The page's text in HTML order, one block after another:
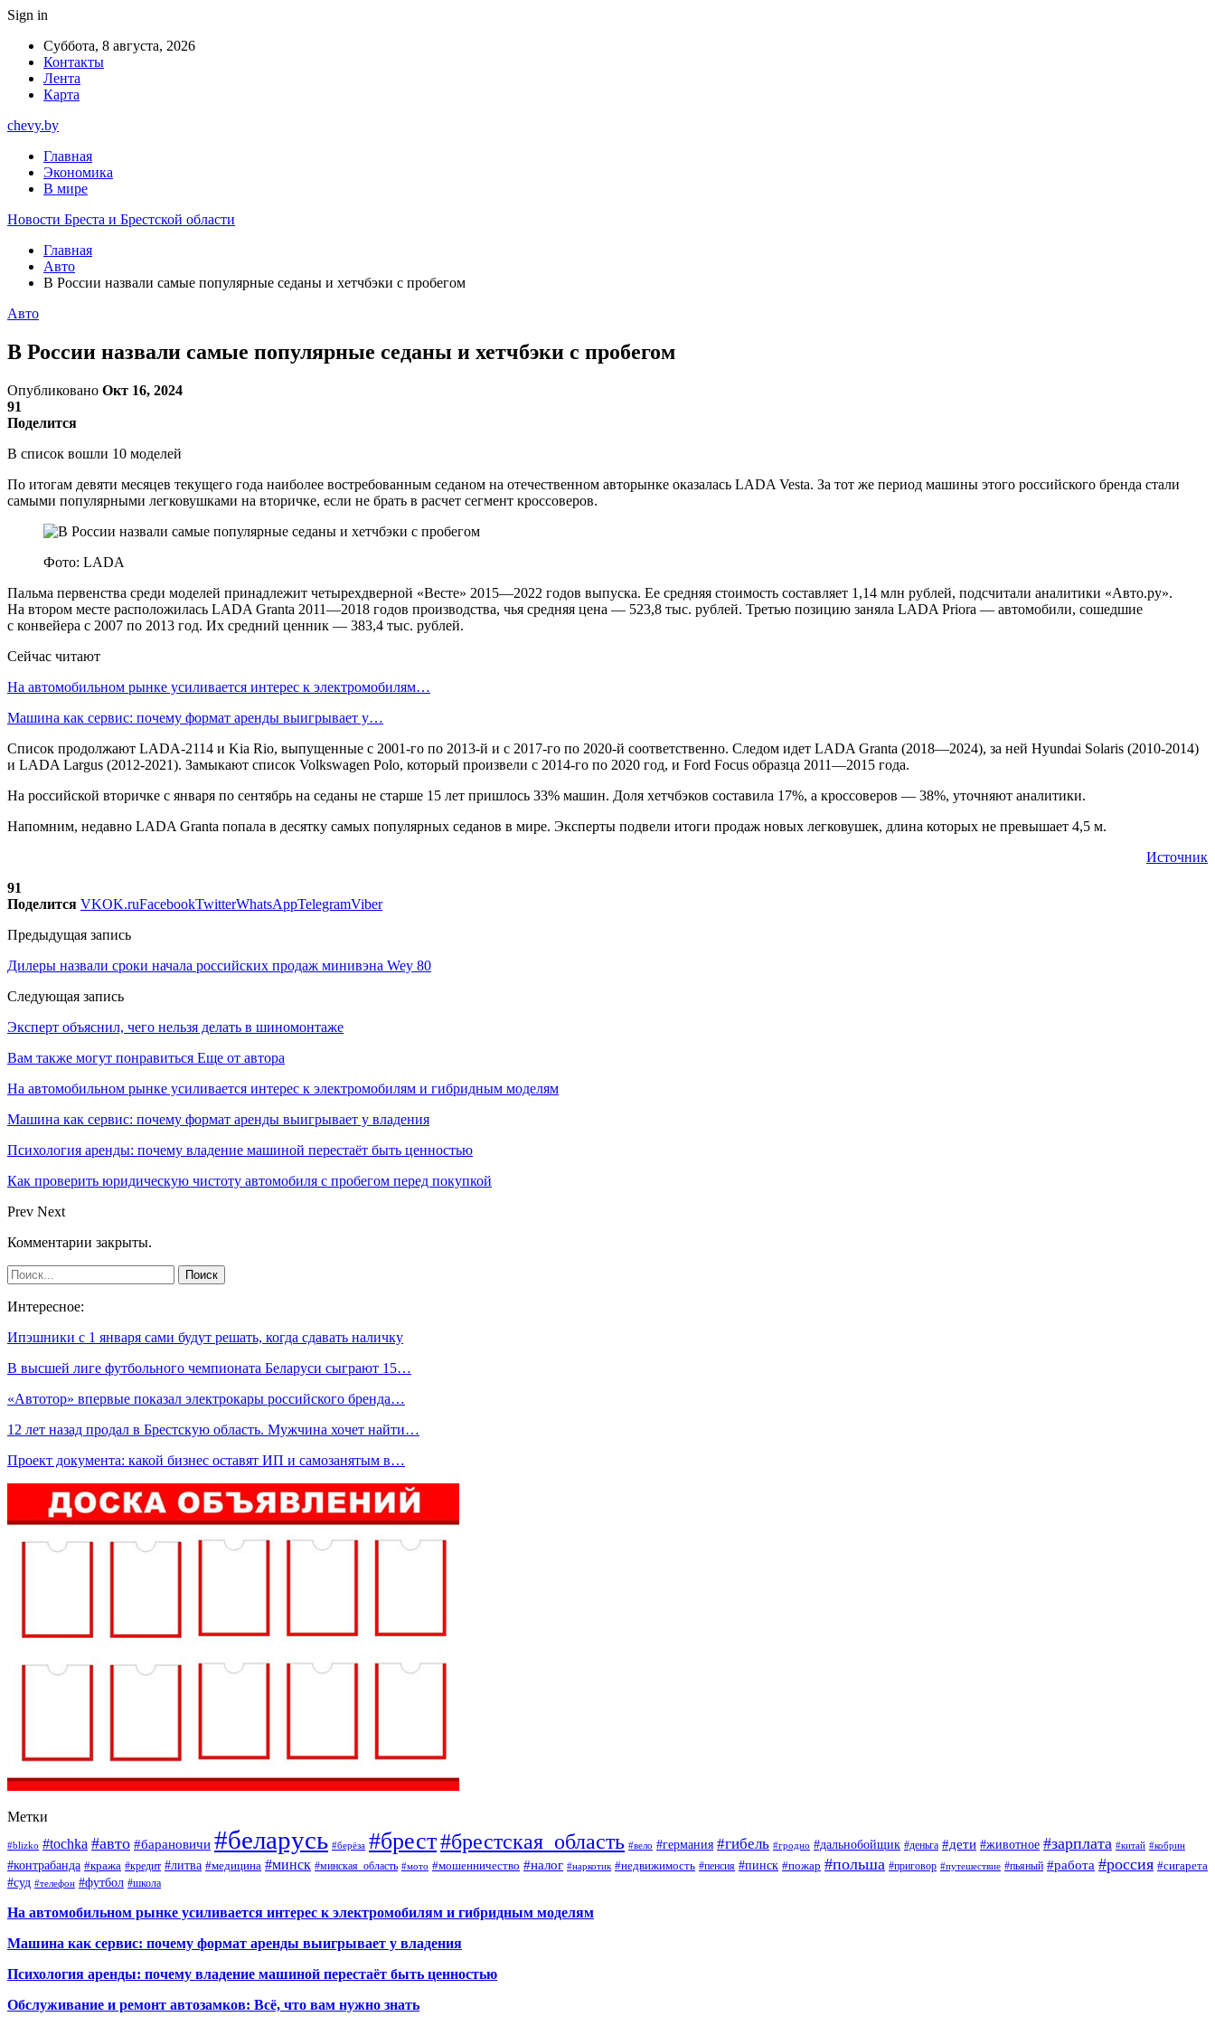
Sign in
Суббота, 8 августа, 2026
Контакты
Лента
Карта
chevy.by
Главная
Экономика
В мире
Новости Бреста и Брестской области
Главная
Авто
В России назвали самые популярные седаны и хетчбэки с пробегом
Авто
В России назвали самые популярные седаны и хетчбэки с пробегом
Опубликовано Окт 16, 2024
91
Поделится
В список вошли 10 моделей
По итогам девяти месяцев текущего года наиболее востребованным седаном на отечественном авторынке оказалась LADA Vesta. За тот же период машины этого российского бренда стали
самыми популярными легковушками на вторичке, если не брать в расчет сегмент кроссоверов.
Фото: LADA
Пальма первенства среди моделей принадлежит четырехдверной «Весте» 2015—2022 годов выпуска. Ее средняя стоимость составляет 1,14 млн рублей, подсчитали аналитики «Авто.ру».
На втором месте расположилась LADA Granta 2011—2018 годов производства, чья средняя цена — 523,8 тыс. рублей. Третью позицию заняла LADA Priora — автомобили, сошедшие
с конвейера с 2007 по 2013 год. Их средний ценник — 383,4 тыс. рублей.
Сейчас читают
На автомобильном рынке усиливается интерес к электромобилям…
Машина как сервис: почему формат аренды выигрывает у…
Список продолжают LADA-2114 и Kia Rio, выпущенные с 2001-го по 2013-й и с 2017-го по 2020-й соответственно. Следом идет LADA Granta (2018—2024), за ней Hyundai Solaris (2010-2014)
и LADA Largus (2012-2021). Замыкают список Volkswagen Polo, который произвели с 2014-го по 2020 год, и Ford Focus образца 2011—2015 года.
На российской вторичке с января по сентябрь на седаны не старше 15 лет пришлось 33% машин. Доля хетчбэков составила 17%, а кроссоверов — 38%, уточняют аналитики.
Напомним, недавно LADA Granta попала в десятку самых популярных седанов в мире. Эксперты подвели итоги продаж новых легковушек, длина которых не превышает 4,5 м.
Источник
91
Поделится VKOK.ruFacebookTwitterWhatsAppTelegramViber
Предыдущая запись
Дилеры назвали сроки начала российских продаж минивэна Wey 80
Следующая запись
Эксперт объяснил, чего нельзя делать в шиномонтаже
Вам также могут понравиться Еще от автора
На автомобильном рынке усиливается интерес к электромобилям и гибридным моделям
Машина как сервис: почему формат аренды выигрывает у владения
Психология аренды: почему владение машиной перестаёт быть ценностью
Как проверить юридическую чистоту автомобиля с пробегом перед покупкой
Prev Next
Комментарии закрыты.
Интересное:
Ипэшники с 1 января сами будут решать, когда сдавать наличку
В высшей лиге футбольного чемпионата Беларуси сыграют 15…
«Автотор» впервые показал электрокары российского бренда…
12 лет назад продал в Брестскую область. Мужчина хочет найти…
Проект документа: какой бизнес оставят ИП и самозанятым в…
Метки
#blizko #tochka #авто #барановичи #беларусь #берёза #брест#брестская_область #вело #германия #гибель #гродно #дальнобойщик #деньга #дети #животное #зарплата #китай #кобрин
#контрабанда #кража #кредит #литва #медицина #минск #минская_область #мото #мошенничество #налог #наркотик #недвижимость #пенсия #пинск #пожар #польша #приговор #путешествие #пьяный #работа #россия #сигарета
#суд #телефон #футбол #школа
На автомобильном рынке усиливается интерес к электромобилям и гибридным моделям
Машина как сервис: почему формат аренды выигрывает у владения
Психология аренды: почему владение машиной перестаёт быть ценностью
Обслуживание и ремонт автозамков: Всё, что вам нужно знать